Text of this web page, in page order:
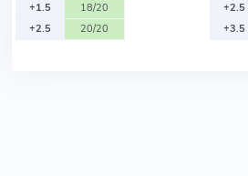
+1.5
18/20
+2.5
20/20
+2.5
+3.5